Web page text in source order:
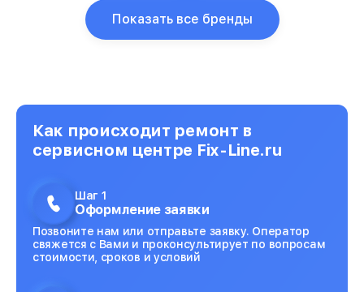
Показать все бренды
Как происходит ремонт в
сервисном центре Fix-Line.ru
Шаг 1
Оформление заявки
Позвоните нам или отправьте заявку. Оператор
свяжется с Вами и проконсультирует по вопросам
стоимости, сроков и условий